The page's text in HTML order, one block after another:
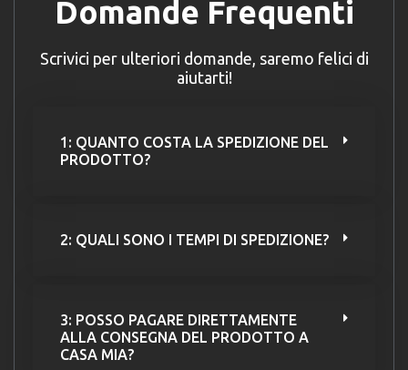
Domande Frequenti
Scrivici per ulteriori domande, saremo felici di
aiutarti!
1: QUANTO COSTA LA SPEDIZIONE DEL
PRODOTTO?
2: QUALI SONO I TEMPI DI SPEDIZIONE?
3: POSSO PAGARE DIRETTAMENTE
ALLA CONSEGNA DEL PRODOTTO A
CASA MIA?